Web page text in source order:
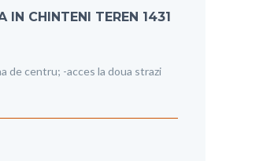
IN CHINTENI TEREN 1431
de centru; -acces la doua strazi